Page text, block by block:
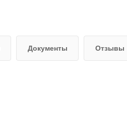
Документы Отзывы